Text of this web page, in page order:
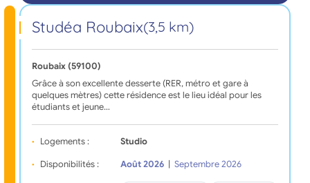
Studéa Roubaix(3,5 km)
Roubaix (59100)
Grâce à son excellente desserte (RER, métro et gare à
quelques mètres) cette résidence est le lieu idéal pour les
étudiants et jeune…
Logements : Studio
Disponibilités : Août 2026 | Septembre 2026